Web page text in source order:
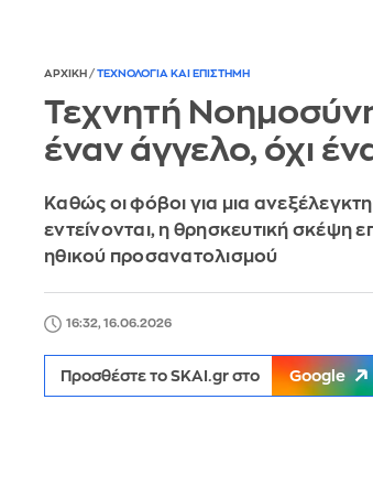
ΑΡΧΙΚΗ / ΤΕΧΝΟΛΟΓΙΑ ΚΑΙ ΕΠΙΣΤΗΜΗ
Τεχνητή
έναν άγγελο, όχι
Καθώς οι φόβοι για μια
εντείνονται, η θρησκευτική σκέψη
ηθικού προσανατολισμού
16:32, 16.06.2026
Προσθέστε το SKAI.gr στο Google